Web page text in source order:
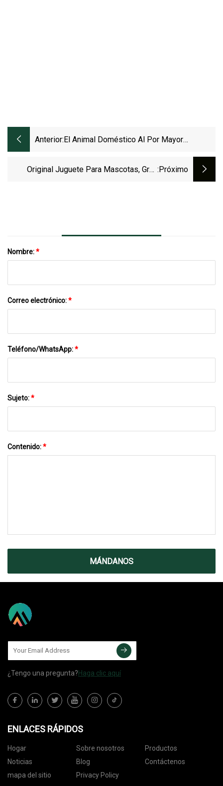
Anterior:El Animal Doméstico Al Por Mayor
Felpa Del Perro De La Limpieza De Los
Dientes Del Juguete Del Perro Del Chew
Original Juguete Para Mascotas, Gran :próximo
Nombre:*
Correo electrónico:*
Teléfono/WhatsApp:*
Sujeto:*
Contenido:*
MÁNDANOS
¿Tengo una pregunta?Haga clic aquí
ENLACES RÁPIDOS
Hogar Sobre nosotros
Productos
Noticias
Blog
Contáctenos
mapa del sitio
Privacy Policy